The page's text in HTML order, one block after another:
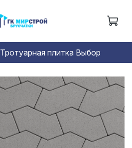
Тротуарная плитка Выбор